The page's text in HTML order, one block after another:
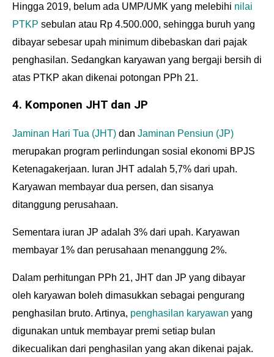
Hingga 2019, belum ada UMP/UMK yang melebihi nilai
PTKP sebulan atau Rp 4.500.000, sehingga buruh yang
dibayar sebesar upah minimum dibebaskan dari pajak
penghasilan. Sedangkan karyawan yang bergaji bersih di
atas PTKP akan dikenai potongan PPh 21.
4. Komponen JHT dan JP
Jaminan Hari Tua (JHT) dan Jaminan Pensiun (JP)
merupakan program perlindungan sosial ekonomi BPJS
Ketenagakerjaan. Iuran JHT adalah 5,7% dari upah.
Karyawan membayar dua persen, dan sisanya
ditanggung perusahaan.
Sementara iuran JP adalah 3% dari upah. Karyawan
membayar 1% dan perusahaan menanggung 2%.
Dalam perhitungan PPh 21, JHT dan JP yang dibayar
oleh karyawan boleh dimasukkan sebagai pengurang
penghasilan bruto. Artinya, penghasilan karyawan yang
digunakan untuk membayar premi setiap bulan
dikecualikan dari penghasilan yang akan dikenai pajak.